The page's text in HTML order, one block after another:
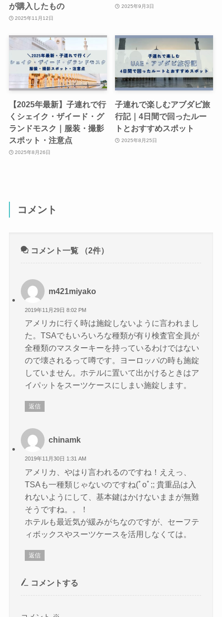
が購入したもの
2025年11月12日
2025年9月3日
【2025年最新】子連れで行
くシェイク・ザイード・グ
ランドモスク｜服装・撮影
スポット・注意点
2025年8月26日
子連れで楽しむアブダビ旅
行記｜4日間で回ったルー
トとおすすめスポット
2025年8月25日
コメント
コメント一覧 （2件）
m421miyako
2019年11月29日 8:02 PM
アメリカに行く時は施錠しないように言われまし
た。TSAでもいろいろな種類が有り検査官全員が
全種類のマスターキーを持っているわけではない
ので壊されるって噂です。ヨーロッパの時も施錠
していません。ホテルに置いて出かけるときはア
イパットをスーツケースにしまい施錠します。
返信
chinamk
2019年11月30日 1:31 AM
アメリカ、やはり言われるのですね！ええっ、
TSAも一種類じゃないのですね(ﾟoﾟ;; 貴重品は入
れないようにして、基本鍵はかけないままが無難
そうですね。。！
ホテルも最近気が緩みがちなのですが、セーフテ
ィボックスやスーツケースを活用しなくては。
返信
コメントする